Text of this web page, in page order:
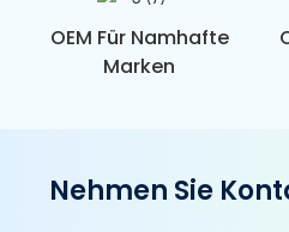
OEM Für Namhafte
Marken
Nehmen Sie